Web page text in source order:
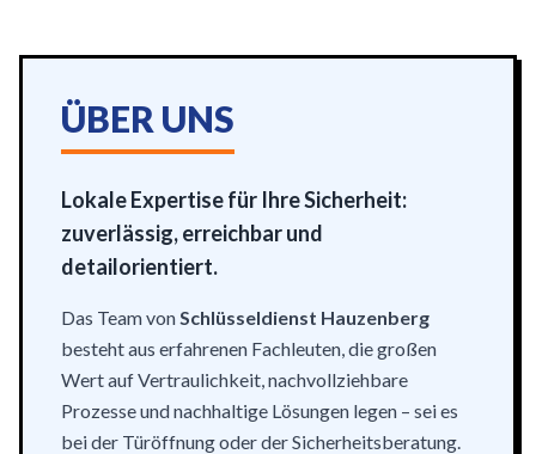
ÜBER UNS
Lokale Expertise für Ihre Sicherheit:
zuverlässig, erreichbar und
detailorientiert.
Das Team vonSchlüsseldienst Hauzenberg
besteht aus erfahrenen Fachleuten, die großen
Wert auf Vertraulichkeit, nachvollziehbare
Prozesse und nachhaltige Lösungen legen – sei es
bei der Türöffnung oder der Sicherheitsberatung.